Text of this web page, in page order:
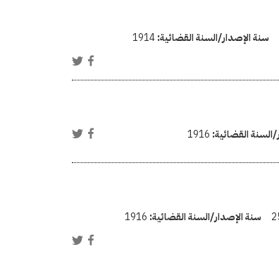
سنة الإصدار/السنة القضائية:1914
السنة القضائية: 1916
سنة الإصدار/السنة القضائية: 1916